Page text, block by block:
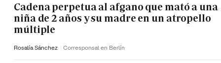
Cadena perpetua al afgano que mató a una
niña de 2 años y su madre en un atropello
múltiple
Rosalía Sánchez Corresponsal en Berlín